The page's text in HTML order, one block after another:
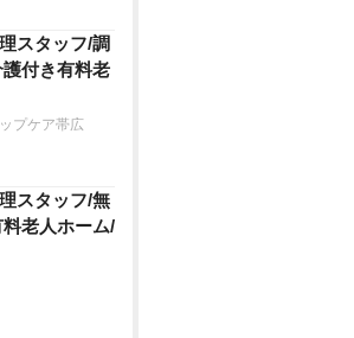
スタッフ/調
付き有料老
プケア帯広
スタッフ/無
老人ホーム/